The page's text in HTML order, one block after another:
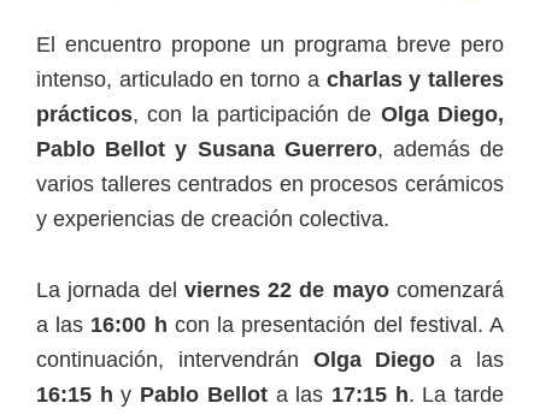
El encuentro propone un programa breve pero
intenso, articulado en torno a charlas y talleres
prácticos, con la participación de Olga Diego,
Pablo Bellot y Susana Guerrero, además de
varios talleres centrados en procesos cerámicos
y experiencias de creación colectiva.
La jornada del viernes 22 de mayocomenzará
a las 16:00 h con la presentación del festival. A
continuación, intervendrán Olga Diego a las
16:15 h y Pablo Bellota las 17:15 h. La tarde